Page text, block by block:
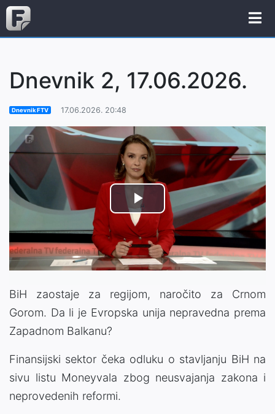
Dnevnik 2, 17.06.2026.
Dnevnik FTV 17.06.2026. 20:48
Play
Video
BiH zaostaje za regijom, naročito za Crnom
Gorom. Da li je Evropska unija nepravedna prema
Zapadnom Balkanu?
Finansijski sektor čeka odluku o stavljanju BiH na
sivu listu Moneyvala zbog neusvajanja zakona i
neprovedenih reformi.